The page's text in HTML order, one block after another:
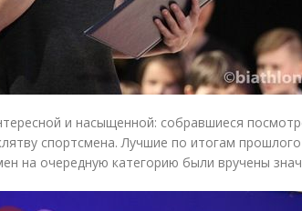
и насыщенной: собравшиеся
спортсмена. Лучшие по итогам
на очередную категорию были вручены